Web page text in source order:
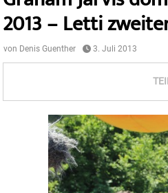
2013 – Letti
von Denis Guenther 3. Juli 2013